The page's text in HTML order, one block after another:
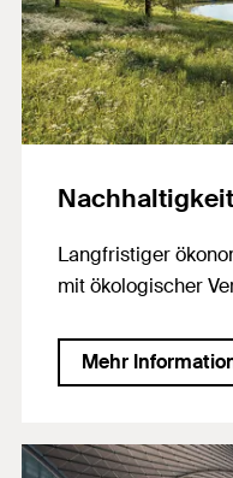
Nachhaltigkeit
Langfristiger
mit ökologischer
Mehr